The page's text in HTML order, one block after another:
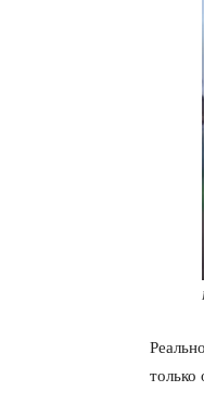
только